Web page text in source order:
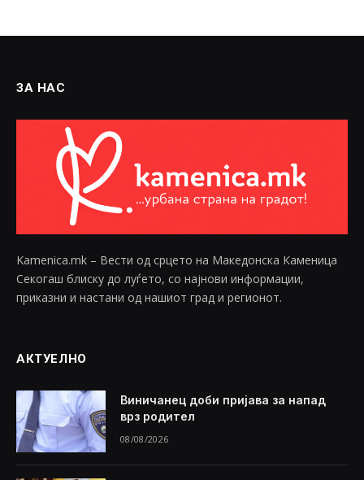
ЗА НАС
Kamenica.mk – Вести од срцето на Македонска Каменица
Секогаш блиску до луѓето, со најнови информации,
приказни и настани од нашиот град и регионот.
АКТУЕЛНО
Виничанец доби пријава за напад
врз родител
08/08/2026